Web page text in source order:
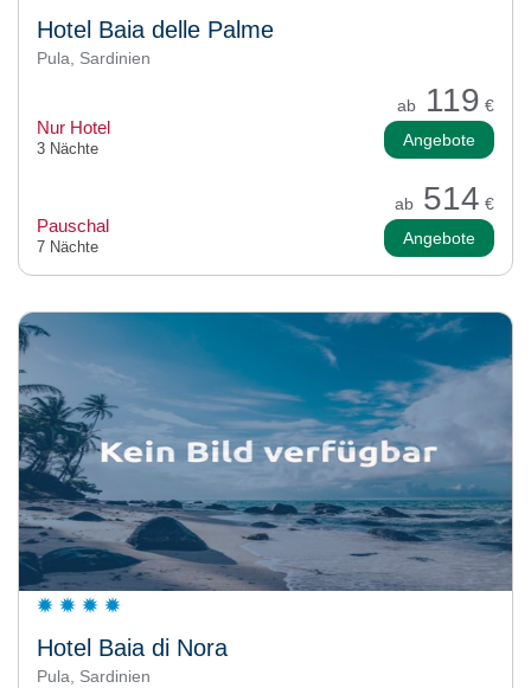
Hotel Baia delle Palme
Pula, Sardinien
ab 119 €
Nur Hotel
3 Nächte Angebote
ab 514 €
Pauschal
7 Nächte Angebote
Hotel Baia di Nora
Pula, Sardinien